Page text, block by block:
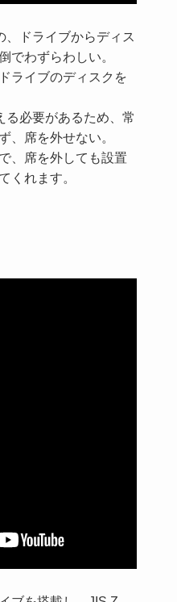
、ドライブからディス
でわずらわしい。
ライブのディスクを
る必要があるため、常
、席を外せない。
、席を外しても設置
くれます。